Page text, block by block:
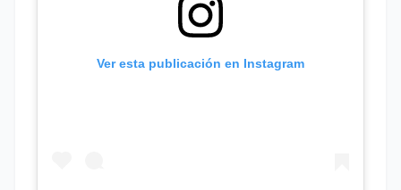
Ver esta publicación en Instagram